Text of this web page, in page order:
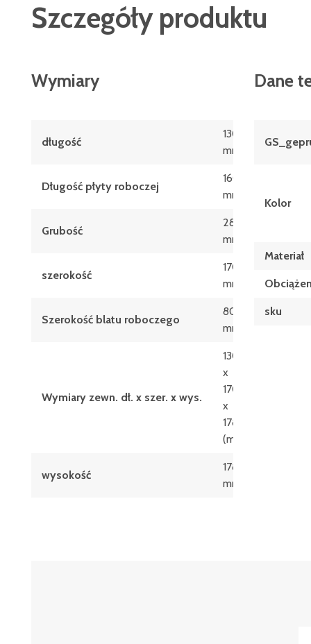
wysokość poziomów roboczych można
Szczegóły produktu
Wymiary
długość
1306
mm
Długość płyty roboczej
1600
mm
Grubość
28
mm
szerokość
1700
mm
Szerokość blatu roboczego
800
mm
Wymiary zewn. dł. x szer. x wys.
1306
x
1700
x
1785
(mm)
wysokość
1785
mm
Dane
Kolor
Materiał
sku